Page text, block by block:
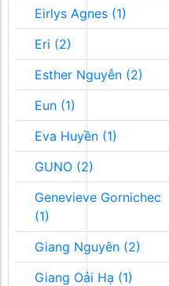
Eirlys Agnes (1)
Eri (2)
Esther Nguyễn (2)
Eun (1)
Eva Huyền (1)
GUNO (2)
Genevieve Gornichec
(1)
Giang Nguyên (2)
Giang Oải Hạ (1)